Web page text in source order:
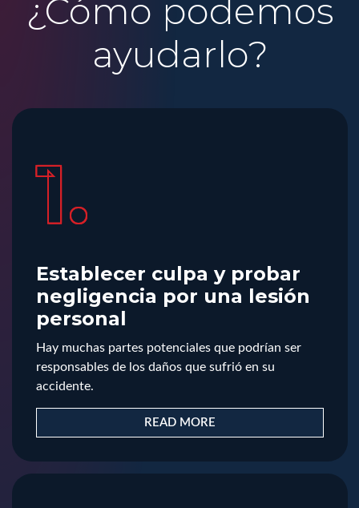
¿Cómo podemos
ayudarlo?
1.
Establecer culpa y probar
negligencia por una lesión
personal
Hay muchas partes potenciales que podrían ser
responsables de los daños que sufrió en su
accidente.
READ MORE